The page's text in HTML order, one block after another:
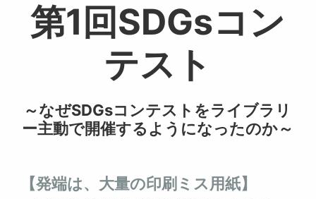
第1回SDGsコン
テスト
～なぜSDGsコンテストをライブラリ
ー主動で開催するようになったのか～
【発端は、大量の印刷ミス用紙】